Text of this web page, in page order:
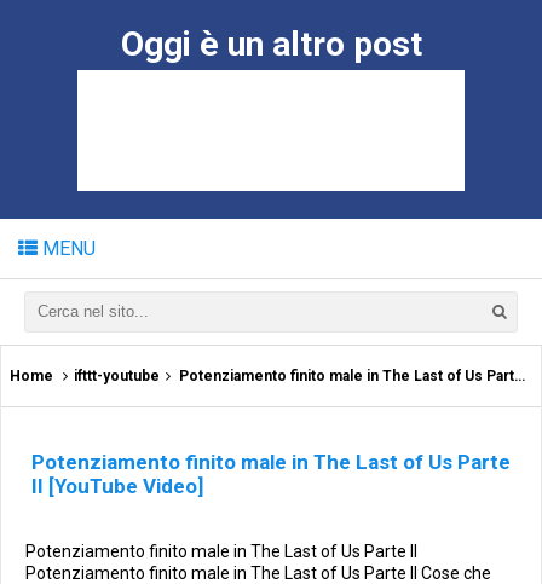
Oggi è un altro post
MENU
Home ifttt-youtube Potenziamento finito male in The Last of Us Parte II [YouTube Video]
Potenziamento finito male in The Last of Us Parte
II [YouTube Video]
Potenziamento finito male in The Last of Us Parte II
Potenziamento finito male in The Last of Us Parte II Cose che